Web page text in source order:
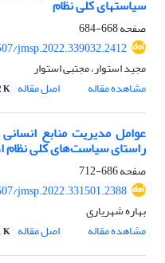
سیاستهای کلی نظام
صفحه668-684
jmsp.2022.339032.2412
مجید استوار، مجتبی استوار
مشاهده مقاله
اصل مقاله K
عوامل مدیریت منابع
راستای سیاست‌های کلی نظام
صفحه686-712
jmsp.2022.331501.2388
بهاره شهریاری
مشاهده مقاله
اصل مقاله K